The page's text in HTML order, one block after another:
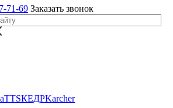
71-69 Заказать звонок
TTSКЕДРKarcher